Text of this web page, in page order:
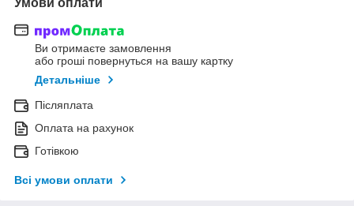
Ви отримаєте замовлення
або гроші повернуться на вашу картку
Детальніше
Післяплата
Оплата на рахунок
Готівкою
Всі умови оплати